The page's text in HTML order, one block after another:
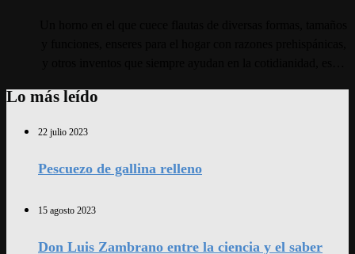
Lo más leído
22 julio 2023
Pescuezo de gallina relleno
15 agosto 2023
Don Luis Zambrano entre la ciencia y el saber